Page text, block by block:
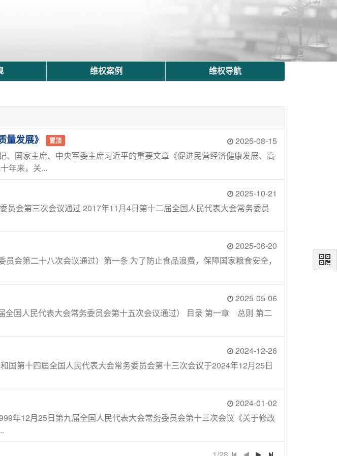
维权案例 维权导航
2025-08-15
量发展》 置顶
国家主席、中央军委主席习近平的重要文章《促进民营经济健康发展、高
年来，关...
2025-10-21
会第三次会议通过 2017年11月4日第十二届全国人民代表大会常务委员
2025-06-20
会第二十八次会议通过）第一条 为了防止食品浪费，保障国家粮食安全，
2025-05-06
国人民代表大会常务委员会第十五次会议通过） 目录 第一章 总则 第二
2024-12-26
国第十四届全国人民代表大会常务委员会第十三次会议于2024年12月25日
2024-01-02
年12月25日第九届全国人民代表大会常务委员会第十三次会议《关于修改